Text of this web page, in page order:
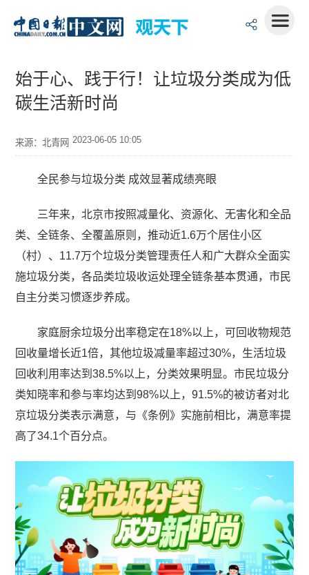
始于心、践于行！让垃圾分类成为低
碳生活新时尚
来源：北青网 2023-06-05 10:05
全民参与垃圾分类 成效显著成绩亮眼
三年来，北京市按照减量化、资源化、无害化和全品
类、全链条、全覆盖原则，推动近1.6万个居住小区
（村）、11.7万个垃圾分类管理责任人和广大群众全面实
施垃圾分类，各品类垃圾收运处理全链条基本贯通，市民
自主分类习惯逐步养成。
家庭厨余垃圾分出率稳定在18%以上，可回收物规范
回收量增长近1倍，其他垃圾减量率超过30%，生活垃圾
回收利用率达到38.5%以上，分类效果明显。市民垃圾分
类知晓率和参与率均达到98%以上，91.5%的被访者对北
京垃圾分类表示满意，与《条例》实施前相比，满意率提
高了34.1个百分点。